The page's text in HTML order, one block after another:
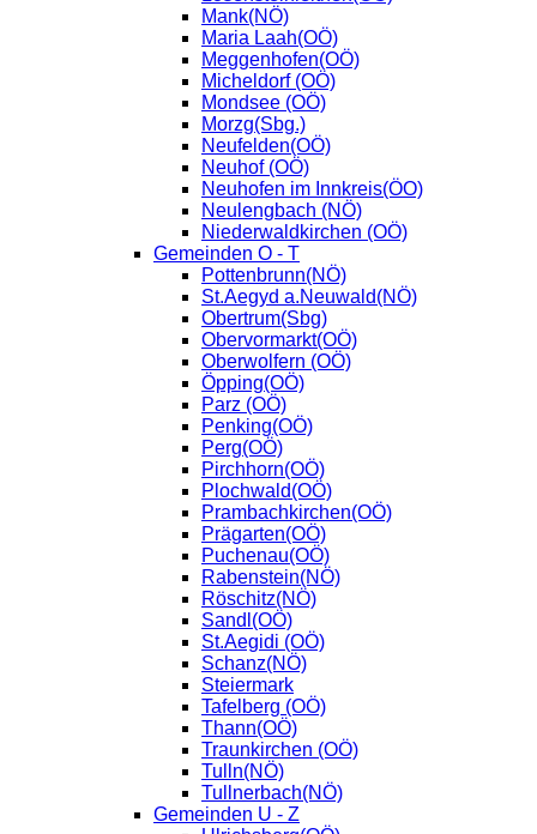
Mank(NÖ)
Maria Laah(OÖ)
Meggenhofen(OÖ)
Micheldorf (OÖ)
Mondsee (OÖ)
Morzg(Sbg.)
Neufelden(OÖ)
Neuhof (OÖ)
Neuhofen im Innkreis(ÖO)
Neulengbach (NÖ)
Niederwaldkirchen (OÖ)
Gemeinden O - T
Pottenbrunn(NÖ)
St.Aegyd a.Neuwald(NÖ)
Obertrum(Sbg)
Obervormarkt(OÖ)
Oberwolfern (OÖ)
Öpping(OÖ)
Parz (OÖ)
Penking(OÖ)
Perg(OÖ)
Pirchhorn(OÖ)
Plochwald(OÖ)
Prambachkirchen(OÖ)
Prägarten(OÖ)
Puchenau(OÖ)
Rabenstein(NÖ)
Röschitz(NÖ)
Sandl(OÖ)
St.Aegidi (OÖ)
Schanz(NÖ)
Steiermark
Tafelberg (OÖ)
Thann(OÖ)
Traunkirchen (OÖ)
Tulln(NÖ)
Tullnerbach(NÖ)
Gemeinden U - Z